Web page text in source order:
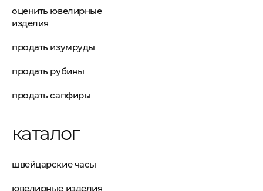
оценить ювелирные
изделия
продать изумруды
продать рубины
продать сапфиры
каталог
швейцарские часы
ювелирные изделия